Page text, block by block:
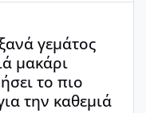
και ανεμελιά
γεμάτος
μακάρι
το πιο
την καθεμιά